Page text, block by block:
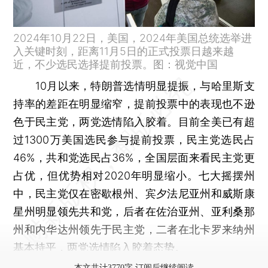
2024年10月22日，美国，2024年美国总统选举进
入关键时刻，距离11月5日的正式投票日越来越
近，不少选民选择提前投票。图：视觉中国
10月以来，特朗普选情明显提振，与哈里斯支
持率的差距在明显缩窄，提前投票中的表现也不逊
色于民主党，两党选情陷入胶着。目前全美已有超
过1300万美国选民参与提前投票，民主党选民占
46%，共和党选民占36%，全国层面来看民主党更
占优，但优势相对2020年明显缩小。七大摇摆州
中，民主党仅在密歇根州、宾夕法尼亚州和威斯康
星州明显领先共和党，后者在佐治亚州、亚利桑那
州和内华达州领先于民主党，二者在北卡罗来纳州
基本持平，两党选情陷入胶着态势。